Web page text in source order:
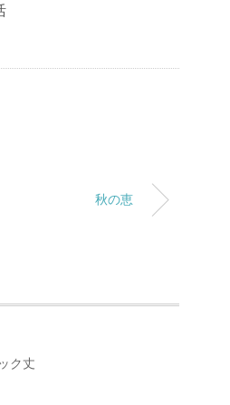
秋の恵
ク丈